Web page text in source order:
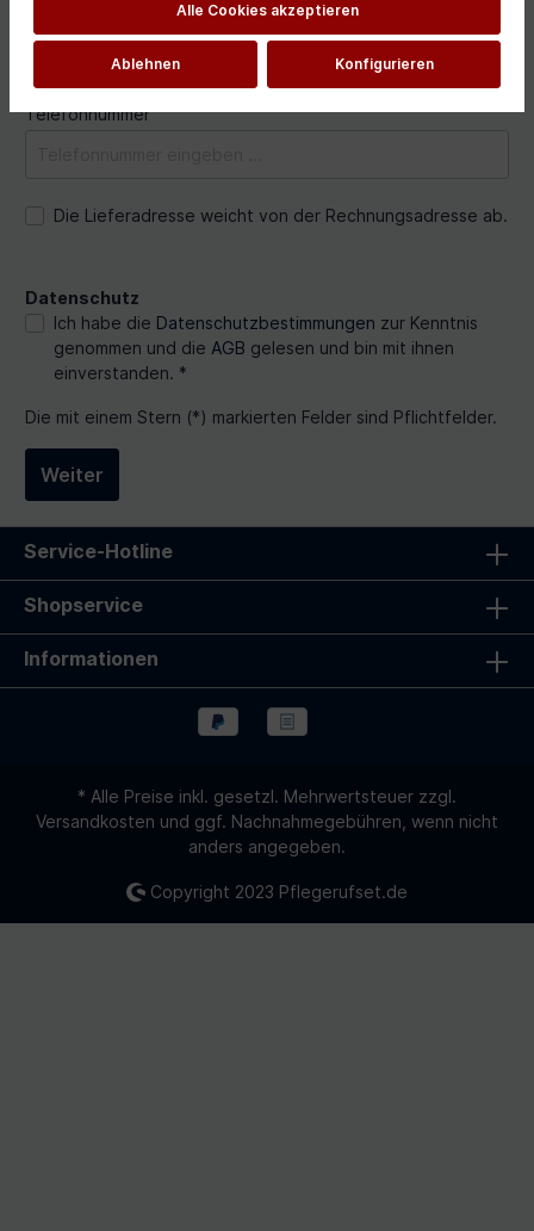
Telefonnummer
Die Lieferadresse weicht von der Rechnungsadresse ab.
Datenschutz
Ich habe die Datenschutzbestimmungen zur Kenntnis
genommen und die AGB gelesen und bin mit ihnen
einverstanden. *
Die mit einem Stern (*) markierten Felder sind Pflichtfelder.
Weiter
Service-Hotline
Shopservice
Informationen
* Alle Preise inkl. gesetzl. Mehrwertsteuer zzgl.
Versandkosten und ggf. Nachnahmegebühren, wenn nicht
anders angegeben.
Copyright 2023 Pflegerufset.de
Alle Cookies akzeptieren
Ablehnen Konfigurieren